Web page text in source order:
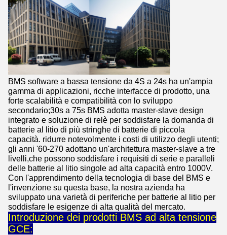
BMS software a bassa tensione da 4S a 24s ha un'ampia
gamma di applicazioni, ricche interfacce di prodotto, una
forte scalabilità e compatibilità con lo sviluppo
secondario;30s a 75s BMS adotta master-slave design
integrato e soluzione di relè per soddisfare la domanda di
batterie al litio di più stringhe di batterie di piccola
capacità. ridurre notevolmente i costi di utilizzo degli utenti;
gli anni '60-270 adottano un'architettura master-slave a tre
livelli,che possono soddisfare i requisiti di serie e paralleli
delle batterie al litio singole ad alta capacità entro 1000V.
Con l'apprendimento della tecnologia di base del BMS e
l'invenzione su questa base, la nostra azienda ha
sviluppato una varietà di periferiche per batterie al litio per
soddisfare le esigenze di alta qualità del mercato.
Introduzione dei prodotti BMS ad alta tensione
GCE: